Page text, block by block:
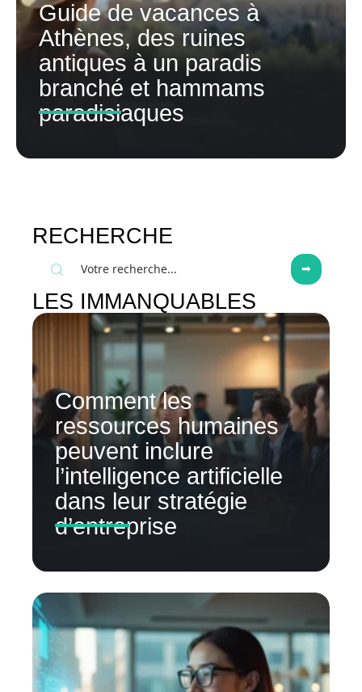
Guide de vacances à
Athènes, des ruines
antiques à un paradis
branché et hammams
paradisiaques
RECHERCHE
LES IMMANQUABLES
Comment les
ressources humaines
peuvent inclure
l’intelligence artificielle
dans leur stratégie
d’entreprise